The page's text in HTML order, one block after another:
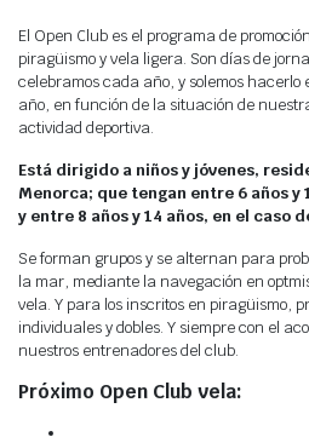
Fotos
Agenda
Meteo
El Open Club es el programa de
piragüismo y vela ligera. Son días de
celebramos cada año, y solemos hacerlo
año, en función de la situación de
actividad deportiva.
Está dirigido a niños y jóvenes,
Menorca; que tengan entre 6 años y
y entre 8 años y 14 años, en el caso
Se forman grupos y se alternan para
la mar, mediante la navegación en
vela. Y para los inscritos en piragüismo,
individuales y dobles. Y siempre con el
nuestros entrenadores del club.
Próximo Open Club vela: